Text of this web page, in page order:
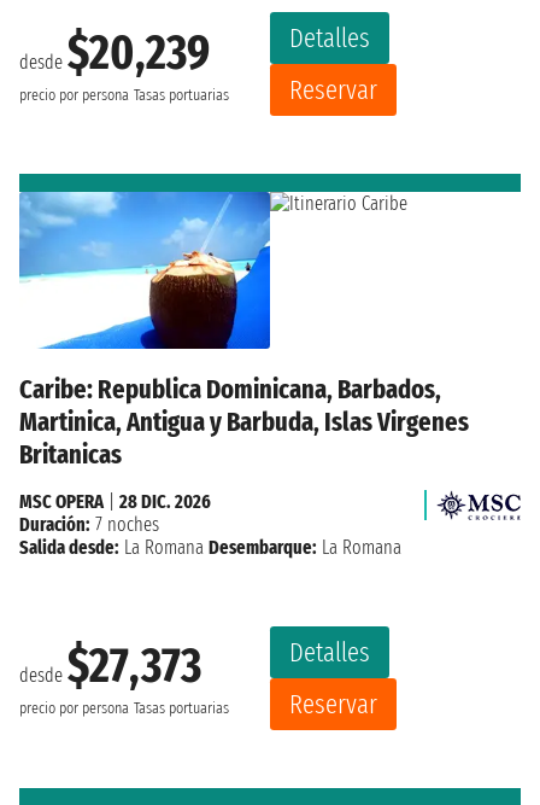
desde $20,239
precio por persona Tasas portuarias
Detalles
Reservar
Caribe: Republica Dominicana, Barbados,
Martinica, Antigua y Barbuda, Islas Virgenes
Britanicas
desde $27,373
precio por persona Tasas portuarias
Detalles
Reservar
MSC OPERA
28 DIC. 2026
Duración: 7 noches
Salida desde: La Romana Desembarque: La Romana